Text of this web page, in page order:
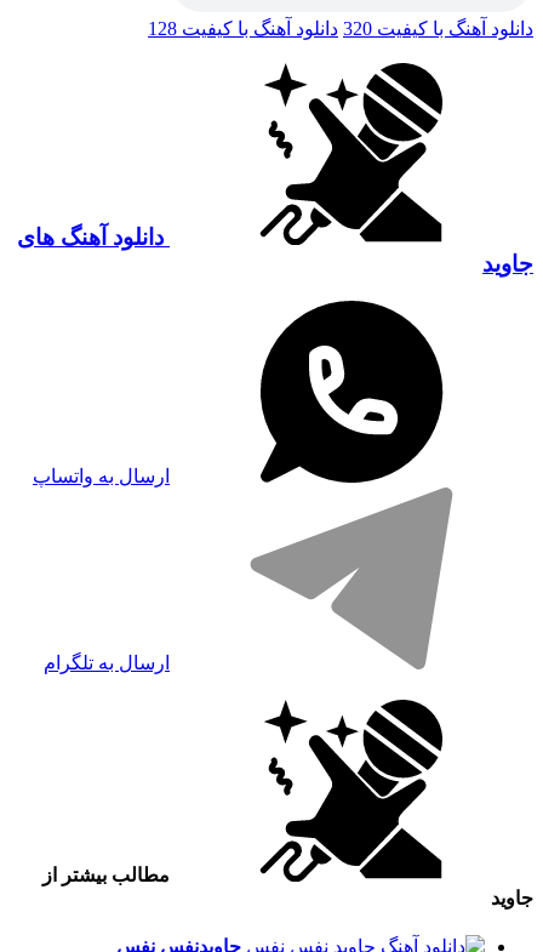
دانلود آهنگ با کیفیت 320 دانلود آهنگ با کیفیت 128
دانلود آهنگ های
جاوید
ارسال به واتساپ
ارسال به تلگرام
مطالب بیشتر از
جاوید
جاویدنفس نفس